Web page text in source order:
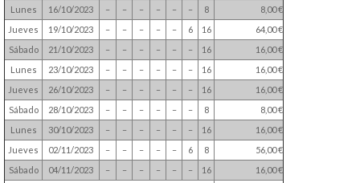
Lunes
16/10/2023 – – – – – – 8
8,00 €
Jueves
19/10/2023 – – – – – 6 16
64,00 €
Sábado
21/10/2023 – – – – – – 16
16,00 €
Lunes
23/10/2023 – – – – – – 16
16,00 €
Jueves
26/10/2023 – – – – – – 16
16,00 €
Sábado
28/10/2023 – – – – – – 8
8,00 €
Lunes
30/10/2023 – – – – – – 16
16,00 €
Jueves
02/11/2023 – – – – – 6 8
56,00 €
Sábado
04/11/2023 – – – – – – 16
16,00 €